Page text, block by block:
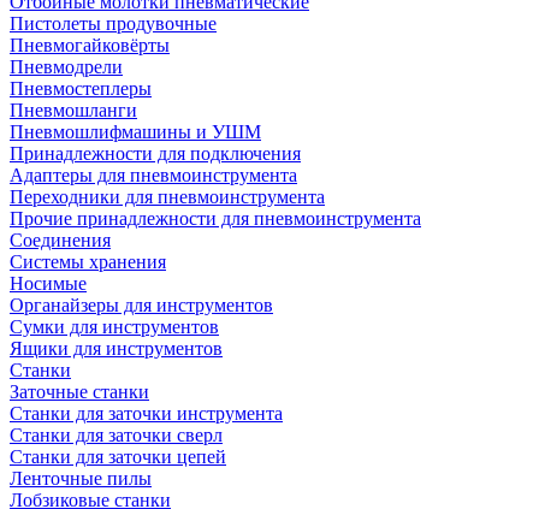
Пистолеты продувочные
Пневмогайковёрты
Пневмодрели
Пневмостеплеры
Пневмошланги
Пневмошлифмашины и УШМ
Принадлежности для подключения
Адаптеры для пневмоинструмента
Переходники для пневмоинструмента
Прочие принадлежности для пневмоинструмента
Соединения
Системы хранения
Носимые
Органайзеры для инструментов
Сумки для инструментов
Ящики для инструментов
Станки
Заточные станки
Станки для заточки инструмента
Станки для заточки сверл
Станки для заточки цепей
Ленточные пилы
Лобзиковые станки